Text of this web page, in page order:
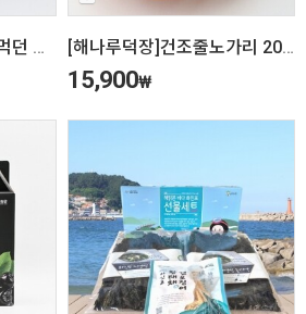
[해나루덕장] 속초에서 먹던 그맛 그대로 강원도 속초냉면 고명 명태회무침 [해나루덕장]건조줄노가리 20미
15,900₩